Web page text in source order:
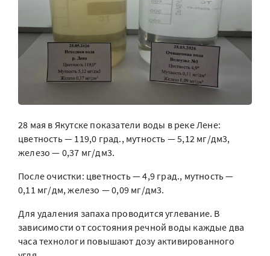
28 мая в Якутске показатели воды в реке Лене:
цветность — 119,0 град., мутность — 5,12 мг/дм3,
железо — 0,37 мг/дм3.
После очистки: цветность — 4,9 град., мутность —
0,11 мг/дм, железо — 0,09 мг/дм3.
Для удаления запаха проводится углевание. В
зависимости от состояния речной воды каждые два
часа технологи повышают дозу активированного